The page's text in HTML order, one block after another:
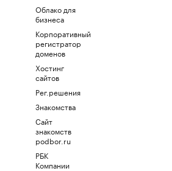
Облако для
бизнеса
Корпоративный
регистратор
доменов
Хостинг
сайтов
Рег.решения
Знакомства
Сайт
знакомств
podbor.ru
РБК
Компании